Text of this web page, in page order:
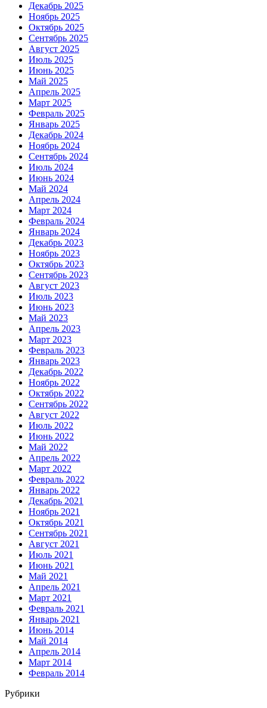
Декабрь 2025
Ноябрь 2025
Октябрь 2025
Сентябрь 2025
Август 2025
Июль 2025
Июнь 2025
Май 2025
Апрель 2025
Март 2025
Февраль 2025
Январь 2025
Декабрь 2024
Ноябрь 2024
Сентябрь 2024
Июль 2024
Июнь 2024
Май 2024
Апрель 2024
Март 2024
Февраль 2024
Январь 2024
Декабрь 2023
Ноябрь 2023
Октябрь 2023
Сентябрь 2023
Август 2023
Июль 2023
Июнь 2023
Май 2023
Апрель 2023
Март 2023
Февраль 2023
Январь 2023
Декабрь 2022
Ноябрь 2022
Октябрь 2022
Сентябрь 2022
Август 2022
Июль 2022
Июнь 2022
Май 2022
Апрель 2022
Март 2022
Февраль 2022
Январь 2022
Декабрь 2021
Ноябрь 2021
Октябрь 2021
Сентябрь 2021
Август 2021
Июль 2021
Июнь 2021
Май 2021
Апрель 2021
Март 2021
Февраль 2021
Январь 2021
Июнь 2014
Май 2014
Апрель 2014
Март 2014
Февраль 2014
Рубрики